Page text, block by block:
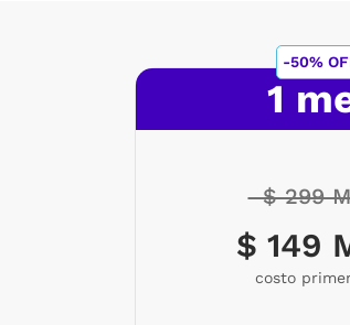
1
$ 299
$ 149
costo
-50%